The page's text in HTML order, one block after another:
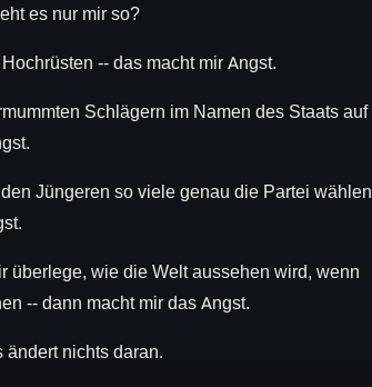
es nur mir so?
-- das macht mir Angst.
Schlägern im Namen des Staats auf
Jüngeren so viele genau die Partei wählen
überlege, wie die Welt aussehen wird, wenn
-- dann macht mir das Angst.
ändert nichts daran.